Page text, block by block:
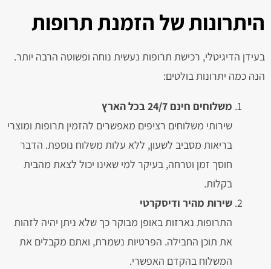
היתרונות של הזמנת תרופות
בעידן הדיגיטלי, רכישת תרופות נעשית נוחה ופשוטה הרבה יותר.
הנה כמה יתרונות בולטים:
משלוחים חינם 24/7 בכל הארץ
שירותי משלוחים רציפים מאפשרים להזמין תרופות ומוצרי
בריאות מסביב לשעון, ללא עלות משלוח נוספת. הדבר
חוסך זמן וטרחה, בעיקר למי שאינו יכול לצאת מהבית
בקלות.
שירות מהיר ודיסקרטי
התרופות נארזות באופן מבוקר כך שלא ניתן יהיה לזהות
את תוכן החבילה. הפרטיות נשמרת, ואתם מקבלים את
המשלוח בהקדם האפשרי.